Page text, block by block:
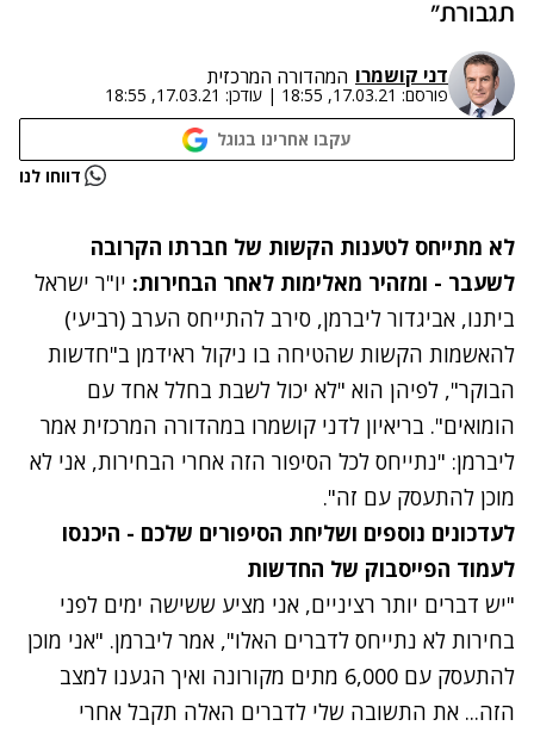
תגבורת"
דני קושמרו המהדורה המרכזית
פורסם: 17.03.21, 18:55
| עודכן: 17.03.21, 18:55
עקבו אחרינו בגוגל
נתקלנו בבעיה דווחו לנו
לא מתייחס לטענות הקשות של חברתו הקרובה
לשעבר - ומזהיר מאלימות לאחר הבחירות: יו"ר ישראל
ביתנו, אביגדור ליברמן, סירב להתייחס הערב (רביעי)
להאשמות הקשות שהטיחה בו ניקול ראידמן ב"חדשות
הבוקר", לפיהן הוא "לא יכול לשבת בחלל אחד עם
הומואים". בריאיון לדני קושמרו במהדורה המרכזית אמר
ליברמן: "נתייחס לכל הסיפור הזה אחרי הבחירות, אני לא
מוכן להתעסק עם זה".
לעדכונים נוספים ושליחת הסיפורים שלכם - היכנסו
לעמוד הפייסבוק של החדשות
"יש דברים יותר רציניים, אני מציע ששישה ימים לפני
בחירות לא נתייחס לדברים האלו", אמר ליברמן. "אני מוכן
להתעסק עם 6,000 מתים מקורונה ואיך הגענו למצב
הזה... את התשובה שלי לדברים האלה תקבל אחרי